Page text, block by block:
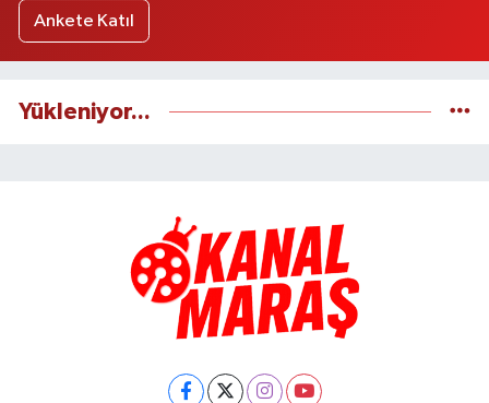
Ankete Katıl
Yükleniyor...